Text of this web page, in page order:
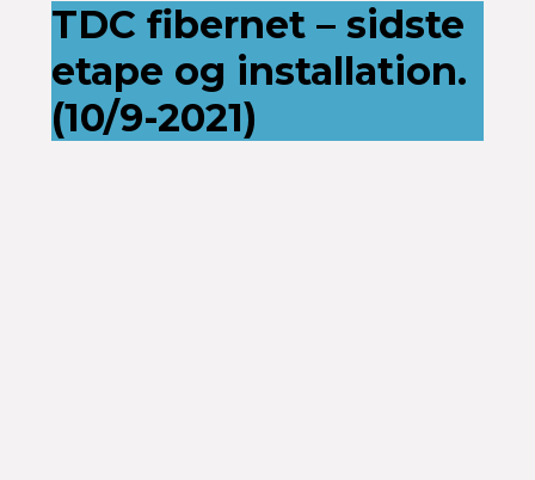
TDC fibernet – sidste
etape og installation.
(10/9-2021)